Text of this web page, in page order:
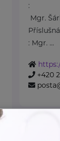
:
Mgr.
: Mgr. ...
+420